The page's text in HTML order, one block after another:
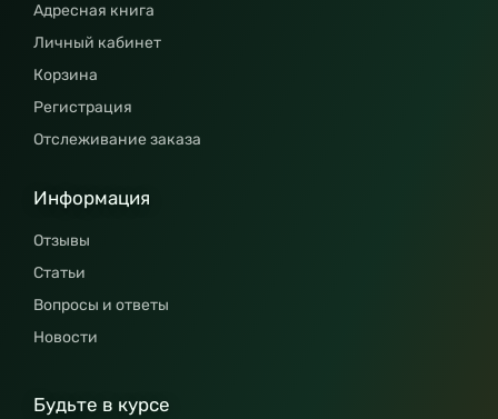
Адресная книга
Личный кабинет
Корзина
Регистрация
Отслеживание заказа
Информация
Отзывы
Статьи
Вопросы и ответы
Новости
Будьте в курсе